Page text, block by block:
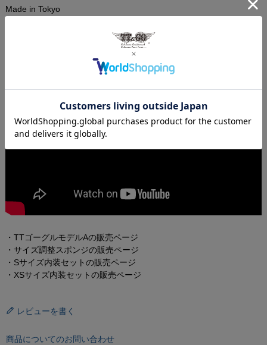
Made in Tokyo
・TTゴーグルモデルAの販売ページ
・サイズ調整スポンジの販売ページ
・Sサイズ内装セットの販売ページ
・XSサイズ内装セットの販売ページ
レビューを書く
商品についてのお問い合わせ